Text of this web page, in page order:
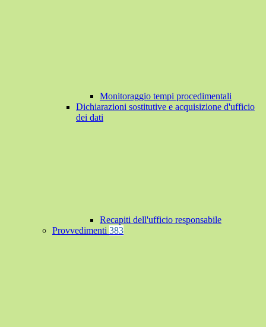
Monitoraggio tempi procedimentali
Dichiarazioni sostitutive e acquisizione d'ufficio
dei dati
Recapiti dell'ufficio responsabile
Provvedimenti 383